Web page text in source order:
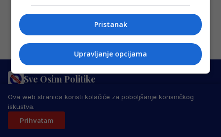
Sve Osim Politike
IMPRESSUMKONTAKT
© 2026 Sve Osim Politike. Sva prava zadržana.
Ova web stranica koristi kolačiće za poboljšanje korisničkog
iskustva.
Prihvatam
Pristanak
Upravljanje opcijama